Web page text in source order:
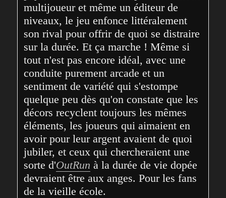
multijoueur et même un éditeur de
niveaux, le jeu enfonce littéralement
son rival pour offrir de quoi se distraire
sur la durée. Et ça marche ! Même si
tout n'est pas encore idéal, avec une
conduite purement arcade et un
sentiment de variété qui s'estompe
quelque peu dès qu'on constate que les
décors recyclent toujours les mêmes
éléments, les joueurs qui aimaient en
avoir pour leur argent avaient de quoi
jubiler, et ceux qui chercheraient une
sorte d'OutRun à la durée de vie dopée
devraient être aux anges. Pour les fans
de la vieille école.